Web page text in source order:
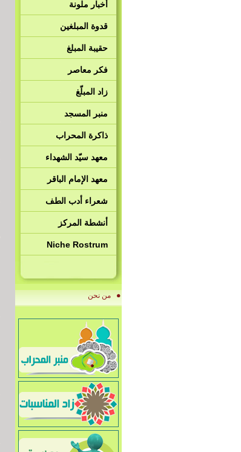
أخبار ملونة
قدوة المبلغين
حقيبة المبلغ
فكر معاصر
زاد المبلّغ
منبر المسجد
ذاكرة المحراب
معهد سيّد الشهداء
معهد الإمام الباقر
شعراء أدب الطف
أنشطة المركز
Niche Rostrum
من نحن